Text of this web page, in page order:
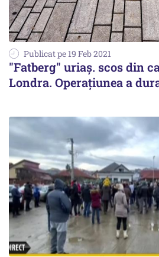
Publicat pe 19 Feb 2021
"Fatberg" uriaş. scos din
Londra. Operaţiunea a